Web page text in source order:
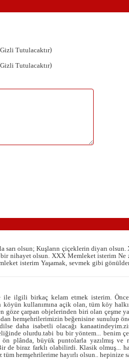
Gizli Tutulacaktır)
Gizli Tutulacaktır)
olsun; Kuşların çiçeklerin diyarı
nihayet olsun. XXX Memleket isterim Ne
isterim Yaşamak, sevmek gibi
ile ilgili birkaç kelam etmek isterim.
kullanımına açik olan, tüm köy
göze çarpan objelerinden biri olan çeşme
hemşehrilerimizin beğenisine sunulup
daha isabetli olacağı
olurdu.tabi bu bir yöntem... benim
plânda, büyük puntolarla yazılmış ve
de biraz farklı olabilirdi. Klasik olmuş...
hemşehrilerime hayırlı olsun.. hepinize